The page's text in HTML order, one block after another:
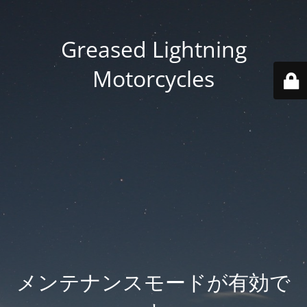
Greased Lightning
Motorcycles
メンテナンスモードが有効で